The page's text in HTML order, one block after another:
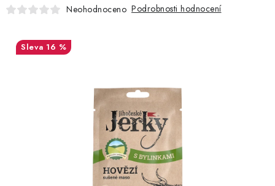
SPORT A ZDRAVÍ
RELAX A REGENERACE
NÁŠ PŘÍBĚH FIREMNÍ DÁRKY
Neohodnoceno Podrobnosti hodnocení
16 %